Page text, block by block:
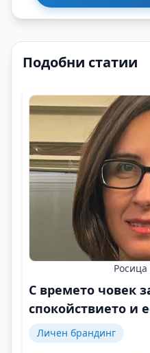
Подобни статии
Росица
С времето човек
спокойствието и
Личен брандинг